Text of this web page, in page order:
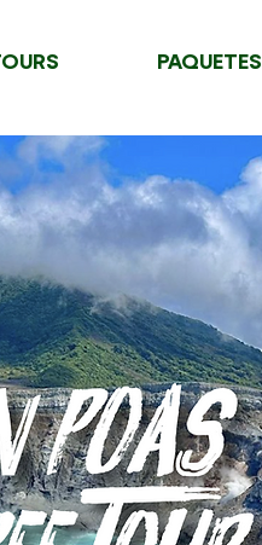
PAQUETES